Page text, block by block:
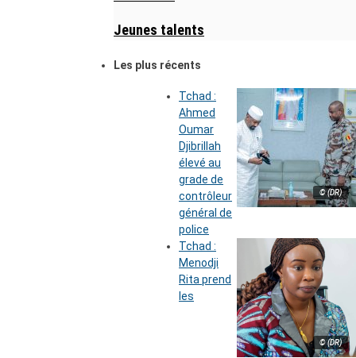
Jeunes talents
Les plus récents
© (DR)
Tchad :
Ahmed
Oumar
Djibrillah
élevé au
grade de
contrôleur
général de
police
© (DR)
Tchad :
Menodji
Rita prend
les